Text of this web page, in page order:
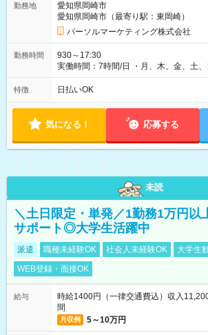
勤務地
愛知県岡崎市
愛知県岡崎市（最寄り駅：東岡崎）
パーソルマーケティング株式会社
勤務時間
930～17:30
実働時間：7時間/日 ・月、木、金、土
は固定休です／夏季、年末年始等、長
フト！ 残業ほぼナシ（0～5h/月）
特徴 日払いOK
気になる！ 応募する
未読
＼土日限定・単発／1勤務1万円以
サポート◎大学生活躍中
派遣 職種未経験OK 社会人未経験OK 大学生
WEB登録・面接OK
給与
時給1400円（一律交通費込）収入
間
月収例 5～10万円